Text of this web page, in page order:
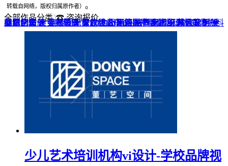
转载自网络，版权归属原作者） 。
全部作品分类 ☎ 咨询报价
品牌全案 ▼ 宣传画册 VI+LOGO 企业刊物 包装设计 宣传物料
网站UI设计 导视设计 餐饮设计 酒店品牌设计 纪念相册 ▼
企业纪念册 聚会纪念册 毕业纪念册 领导/同事相册 成人礼相册
战友纪念册 个人影集 家庭/生日相册 旅行纪念册 精装定制 ▼
菜谱制作 企业邮册 光盘包装盒 高端楼书 家谱族谱 家具画册
少儿艺术培训机构vi设计-学校品牌视